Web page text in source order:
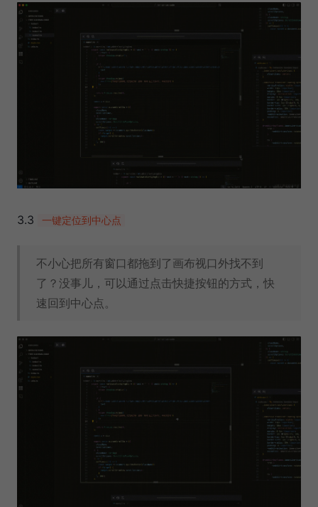
3.3 一键定位到中心点
不小心把所有窗口都拖到了画布视口外找不到
了？没事儿，可以通过点击快捷按钮的方式，快
速回到中心点。